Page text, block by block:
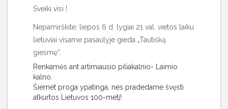
Sveiki visi !
Nepamirškite: liepos 6 d. lygiai 21 val. vietos laiku
lietuviai visame pasaulyje gieda „Tautišką
giesmę”.
Renkamės ant artimiausio piliakalnio- Laimio
kalno.
Šiemet proga ypatinga, nes pradedame švęsti
atkurtos Lietuvos 100-metį!